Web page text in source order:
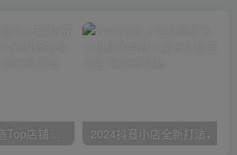
【阿里国际站】打造Top店铺&获得优质询盘客户，​95%的国际站讲师不会说的运营技巧